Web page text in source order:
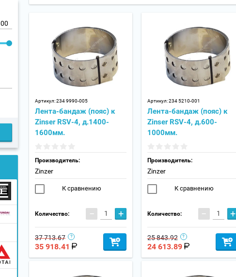
Артикул:234 9990-005
Лента-бандаж (пояс) к
Zinser RSV-4, д.1400-
1600мм.
Производитель:
Zinzer
К сравнению
Количество: − +
37 713.67
35 918.41
Артикул:234 5210-001
Лента-бандаж (пояс) к
Zinser RSV-4, д.600-
1000мм.
Производитель:
Zinzer
К сравнению
Количество: − +
25 843.92
24 613.89